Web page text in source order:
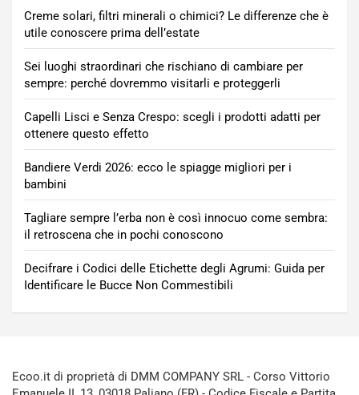
Creme solari, filtri minerali o chimici? Le differenze che è
utile conoscere prima dell’estate
Sei luoghi straordinari che rischiano di cambiare per
sempre: perché dovremmo visitarli e proteggerli
Capelli Lisci e Senza Crespo: scegli i prodotti adatti per
ottenere questo effetto
Bandiere Verdi 2026: ecco le spiagge migliori per i
bambini
Tagliare sempre l’erba non è così innocuo come sembra:
il retroscena che in pochi conoscono
Decifrare i Codici delle Etichette degli Agrumi: Guida per
Identificare le Bucce Non Commestibili
Ecoo.it di proprietà di DMM COMPANY SRL - Corso Vittorio